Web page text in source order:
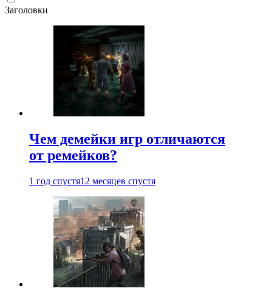
Заголовки
Чем демейки игр отличаются
от ремейков?
1 год спустя12 месяцев спустя